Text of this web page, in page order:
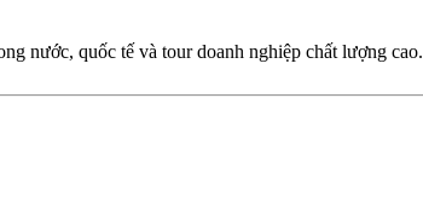
nước, quốc tế và tour doanh nghiệp chất lượng cao.